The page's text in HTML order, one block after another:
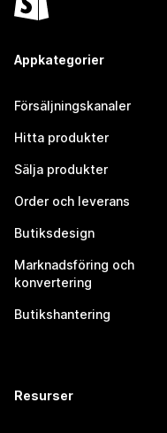
Appkategorier
Försäljningskanaler
Hitta produkter
Sälja produkter
Order och leverans
Butiksdesign
Marknadsföring och
konvertering
Butikshantering
Resurser